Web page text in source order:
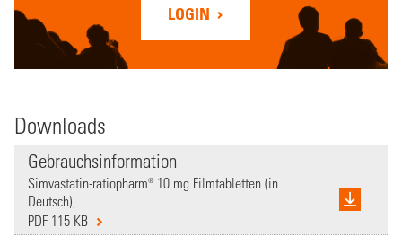
LOGIN
Downloads
Gebrauchsinformation
Simvastatin-ratiopharm® 10 mg Filmtabletten (in
Deutsch),
PDF 115 KB